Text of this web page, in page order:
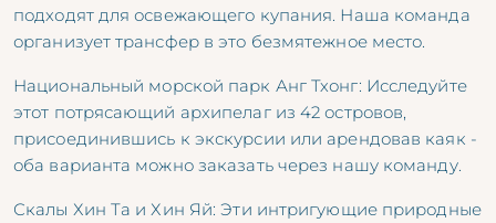
подходят для освежающего купания. Наша команда
организует трансфер в это безмятежное место.
Национальный морской парк Анг Тхонг: Исследуйте
этот потрясающий архипелаг из 42 островов,
присоединившись к экскурсии или арендовав каяк -
оба варианта можно заказать через нашу команду.
Скалы Хин Та и Хин Яй: Эти интригующие природные